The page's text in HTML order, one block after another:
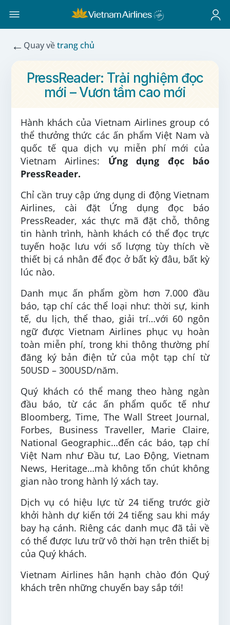
← Quay vềtrang chủ
PressReader: Trải nghiệm đọc
mới – Vươn tầm cao mới
Hành khách của Vietnam Airlines group có
thể thưởng thức các ấn phẩm Việt Nam và
quốc tế qua dịch vụ miễn phí mới của
Vietnam Airlines: Ứng dụng đọc báo
PressReader.
Chỉ cần truy cập ứng dụng di động Vietnam
Airlines, cài đặt Ứng dụng đọc báo
PressReader, xác thực mã đặt chỗ, thông
tin hành trình, hành khách có thể đọc trực
tuyến hoặc lưu với số lượng tùy thích về
thiết bị cá nhân để đọc ở bất kỳ đâu, bất kỳ
lúc nào.
Danh mục ấn phẩm gồm hơn 7.000 đầu
báo, tạp chí các thể loại như: thời sự, kinh
tế, du lịch, thể thao, giải trí…với 60 ngôn
ngữ được Vietnam Airlines phục vụ hoàn
toàn miễn phí, trong khi thông thường phí
đăng ký bản điện tử của một tạp chí từ
50USD – 300USD/năm.
Quý khách có thể mang theo hàng ngàn
đầu báo, từ các ấn phẩm quốc tế như
Bloomberg, Time, The Wall Street Journal,
Forbes, Business Traveller, Marie Claire,
National Geographic…đến các báo, tạp chí
Việt Nam như Đầu tư, Lao Động, Vietnam
News, Heritage…mà không tốn chút không
gian nào trong hành lý xách tay.
Dịch vụ có hiệu lực từ 24 tiếng trước giờ
khởi hành dự kiến tới 24 tiếng sau khi máy
bay hạ cánh. Riêng các danh mục đã tải về
có thể được lưu trữ vô thời hạn trên thiết bị
của Quý khách.
Vietnam Airlines hân hạnh chào đón Quý
khách trên những chuyến bay sắp tới!